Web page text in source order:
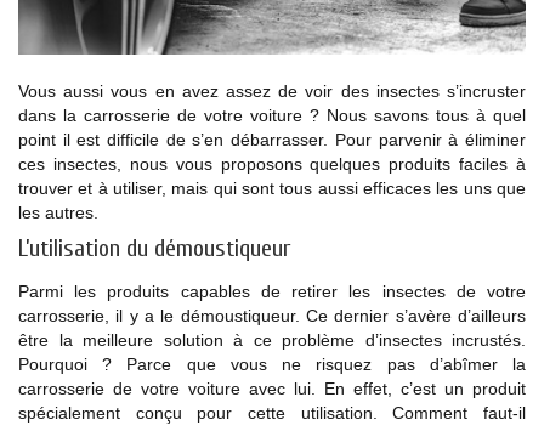
Vous aussi vous en avez assez de voir des insectes s’incruster
dans la carrosserie de votre voiture ? Nous savons tous à quel
point il est difficile de s’en débarrasser. Pour parvenir à éliminer
ces insectes, nous vous proposons quelques produits faciles à
trouver et à utiliser, mais qui sont tous aussi efficaces les uns que
les autres.
L’utilisation du démoustiqueur
Parmi les produits capables de retirer les insectes de votre
carrosserie, il y a le démoustiqueur. Ce dernier s’avère d’ailleurs
être la meilleure solution à ce problème d’insectes incrustés.
Pourquoi ? Parce que vous ne risquez pas d’abîmer la
carrosserie de votre voiture avec lui. En effet, c’est un produit
spécialement conçu pour cette utilisation. Comment faut-il